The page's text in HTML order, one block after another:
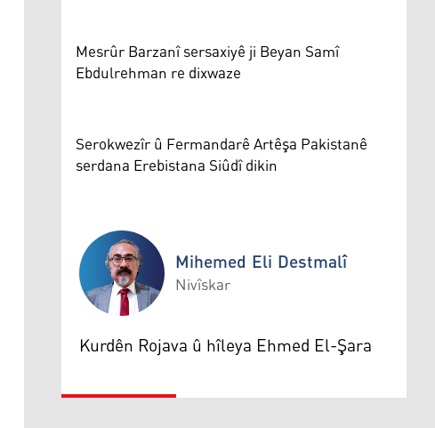
Mesrûr Barzanî sersaxiyê ji Beyan Samî
Ebdulrehman re dixwaze
Serokwezîr û Fermandarê Artêşa Pakistanê
serdana Erebistana Siûdî dikin
Mihemed Eli Destmalî
Mihemed Eli Destmalî
Nivîskar
Kurdên Rojava û hîleya Ehmed El-Şara